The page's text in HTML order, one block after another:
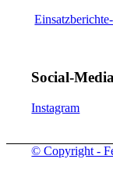
Social-
Instagram
© Copyright -